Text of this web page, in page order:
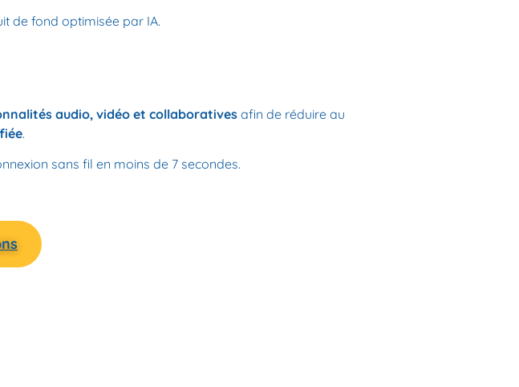
de fond optimisée par IA.
audio, vidéo et collaborativesafin de réduire au
.
sans fil en moins de 7 secondes.